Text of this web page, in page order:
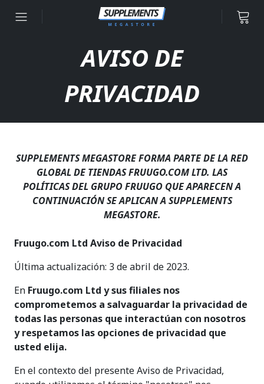
Ir al contenido
AVISO DE
PRIVACIDAD
SUPPLEMENTS MEGASTORE FORMA PARTE DE LA RED
GLOBAL DE TIENDAS FRUUGO.COM LTD. LAS
POLÍTICAS DEL GRUPO FRUUGO QUE APARECEN A
CONTINUACIÓN SE APLICAN A SUPPLEMENTS
MEGASTORE.
Fruugo.com Ltd Aviso de Privacidad
Última actualización: 3 de abril de 2023.
En Fruugo.com Ltd y sus filiales nos
comprometemos a salvaguardar la privacidad de
todas las personas que interactúan con nosotros
y respetamos las opciones de privacidad que
usted elija.
En el contexto del presente Aviso de Privacidad,